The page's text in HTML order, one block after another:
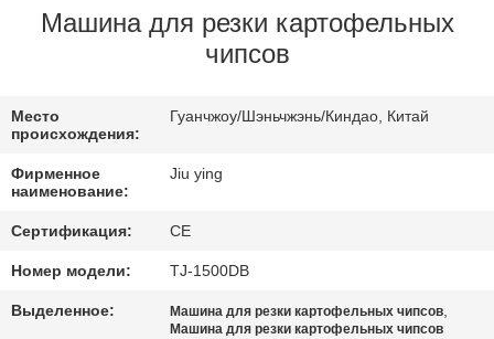
ЭКСКУРСИЯ
ЗАВОДУ
КОНТРОЛЬ
КАЧЕСТВА
СВЯЖИТЕСЬ
Машина для резки картофельных
чипсов
Место
происхождения:
Гуанчжоу/Шэньчжэнь/Киндао, Китай
Фирменное
наименование:
Jiu ying
Сертификация: CE
Номер модели: TJ-1500DB
Выделенное: Машина для резки картофельных чипсов,
Машина для резки картофельных чипсов